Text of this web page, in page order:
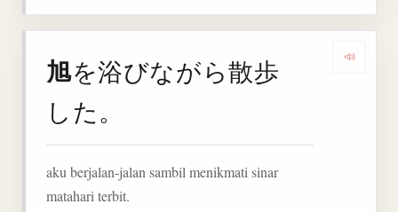
旭を浴びながら散歩
した。
aku berjalan-jalan sambil menikmati sinar
matahari terbit.